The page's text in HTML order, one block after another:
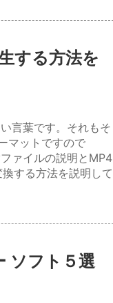
する方法を
言葉です。それもそ
マットですので
ァイルの説明とMP4
する方法を説明して
ソフト５選